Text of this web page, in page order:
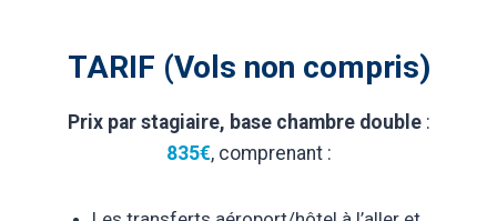
TARIF (Vols non compris)
Prix par stagiaire, base chambre double:
835€, comprenant :